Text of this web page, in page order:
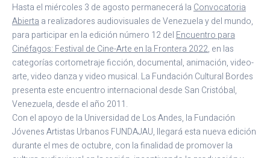
Hasta el miércoles 3 de agosto permanecerá la Convocatoria
Abierta a realizadores audiovisuales de Venezuela y del mundo,
para participar en la edición número 12 del Encuentro para
Cinéfagos: Festival de Cine-Arte en la Frontera 2022, en las
categorías cortometraje ficción, documental, animación, video-
arte, video danza y video musical. La Fundación Cultural Bordes
presenta este encuentro internacional desde San Cristóbal,
Venezuela, desde el año 2011.
Con el apoyo de la Universidad de Los Andes, la Fundación
Jóvenes Artistas Urbanos FUNDAJAU, llegará esta nueva edición
durante el mes de octubre, con la finalidad de promover la